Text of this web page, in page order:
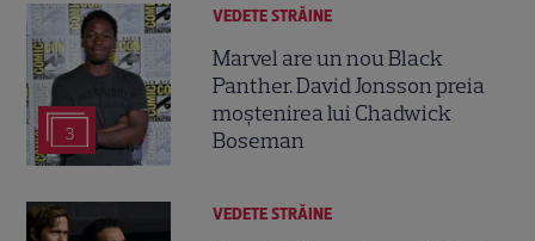
3
VEDETE STRĂINE
Marvel are un nou Black
Panther. David Jonsson preia
moștenirea lui Chadwick
Boseman
VEDETE STRĂINE